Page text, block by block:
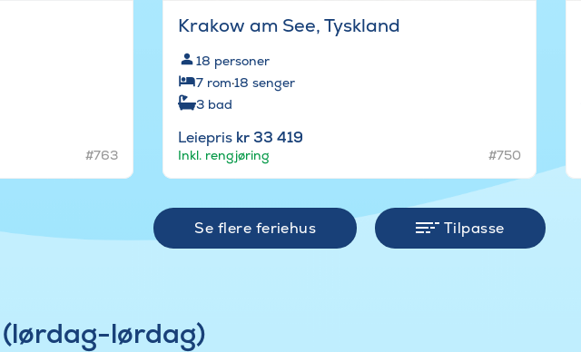
#763
Krakow am See, Tyskland
18 personer
7 rom·18 senger
3 bad
Leiepris kr 33 419
Inkl. rengjøring #750
Se flere feriehus Tilpasse
(lørdag-lørdag)